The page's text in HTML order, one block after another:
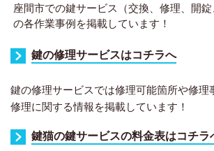
座間市での鍵サービス（交換、修理、開錠
の各作業事例を掲載しています！
鍵の修理サービスはコチラへ
鍵の修理サービスでは修理可能箇所や修理
修理に関する情報を掲載しています！
鍵猫の鍵サービスの料金表はコチラ